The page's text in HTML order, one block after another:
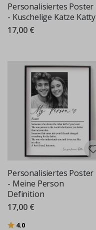
Personalisiertes Poster
- Kuschelige Katze Katty
17,00 €
Personalisiertes Poster
- Meine Person
Definition
17,00 €
Bewertung:
4.0